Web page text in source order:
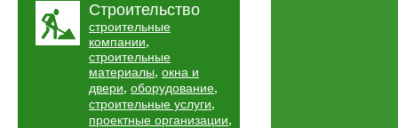
Строительство
строительные
компании,
строительные
материалы, окна и
двери, оборудование,
строительные услуги,
проектные организации,